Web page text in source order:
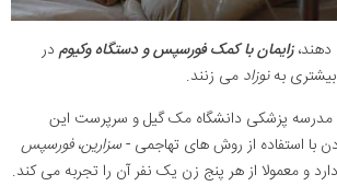
دهند،زایمان با کمک فورسپس و دستگاه وکیوم در
بهنوزاد می زنند.
مدرسه پزشکی دانشگاه مک گیل و سرپرست این
با استفاده از روش های تهاجمی -سزارین،فورسپس
و معمولا از هر پنج زن یک نفر آن را تجربه می کند.